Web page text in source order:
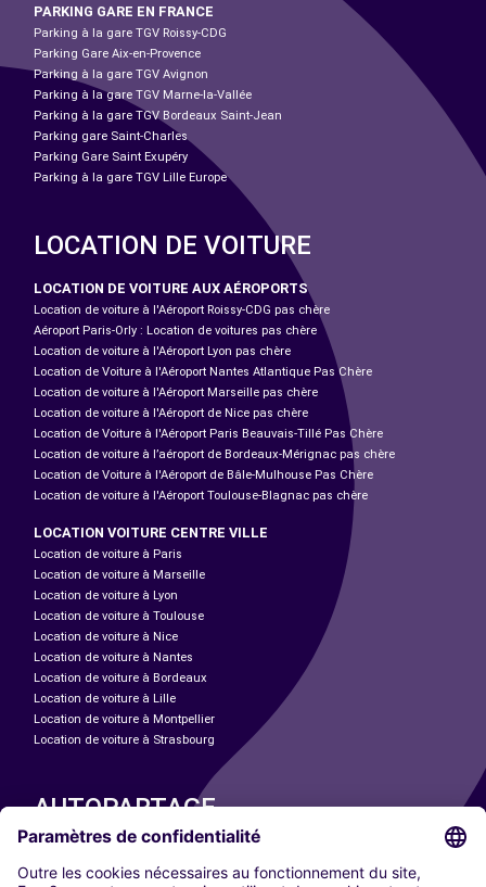
PARKING GARE EN FRANCE
Parking à la gare TGV Roissy-CDG
Parking Gare Aix-en-Provence
Parking à la gare TGV Avignon
Parking à la gare TGV Marne-la-Vallée
Parking à la gare TGV Bordeaux Saint-Jean
Parking gare Saint-Charles
Parking Gare Saint Exupéry
Parking à la gare TGV Lille Europe
LOCATION DE VOITURE
LOCATION DE VOITURE AUX AÉROPORTS
Location de voiture à l'Aéroport Roissy-CDG pas chère
Aéroport Paris-Orly : Location de voitures pas chère
Location de voiture à l'Aéroport Lyon pas chère
Location de Voiture à l'Aéroport Nantes Atlantique Pas Chère
Location de voiture à l'Aéroport Marseille pas chère
Location de voiture à l'Aéroport de Nice pas chère
Location de Voiture à l'Aéroport Paris Beauvais-Tillé Pas Chère
Location de voiture à l’aéroport de Bordeaux-Mérignac pas chère
Location de Voiture à l'Aéroport de Bâle-Mulhouse Pas Chère
Location de voiture à l'Aéroport Toulouse-Blagnac pas chère
LOCATION VOITURE CENTRE VILLE
Location de voiture à Paris
Location de voiture à Marseille
Location de voiture à Lyon
Location de voiture à Toulouse
Location de voiture à Nice
Location de voiture à Nantes
Location de voiture à Bordeaux
Location de voiture à Lille
Location de voiture à Montpellier
Location de voiture à Strasbourg
AUTOPARTAGE
Paris